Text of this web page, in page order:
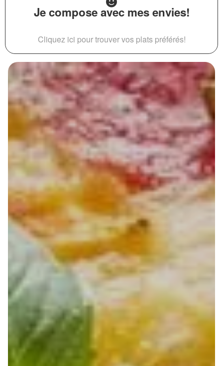
Je compose avec mes envies!
Cliquez ici pour trouver vos plats préférés!